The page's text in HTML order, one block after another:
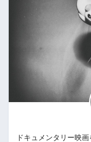
ドキュメンタリー映